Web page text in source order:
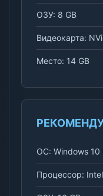
ОЗУ: 8 GB
Видеокарта:
Место: 14 GB
ОС: Windows
Процессор: